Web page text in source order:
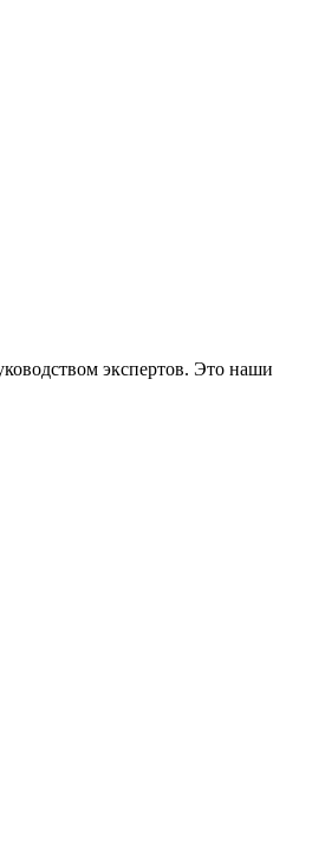
экспертов. Это наши